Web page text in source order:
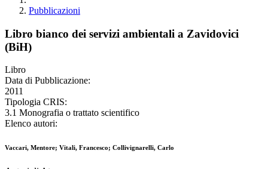
Pubblicazioni
Libro bianco dei servizi ambientali a Zavidovici
(BiH)
Libro
Data di Pubblicazione:
2011
Tipologia CRIS:
3.1 Monografia o trattato scientifico
Elenco autori:
Vaccari, Mentore; Vitali, Francesco; Collivignarelli, Carlo